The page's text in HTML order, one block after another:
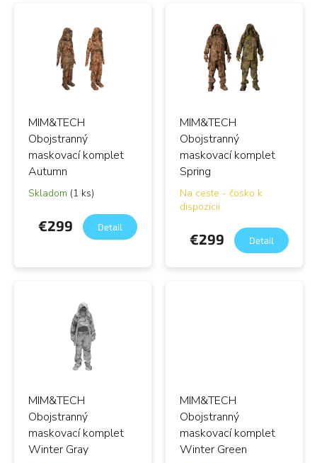
Abecedne
MIM&TECH
Obojstranný
maskovací komplet
Autumn
Skladom (1 ks)
€299 Detail
MIM&TECH
Obojstranný
maskovací komplet
Spring
Na ceste - čosko k
dispozícii
€299 Detail
MIM&TECH
Obojstranný
maskovací komplet
Winter Gray
MIM&TECH
Obojstranný
maskovací komplet
Winter Green